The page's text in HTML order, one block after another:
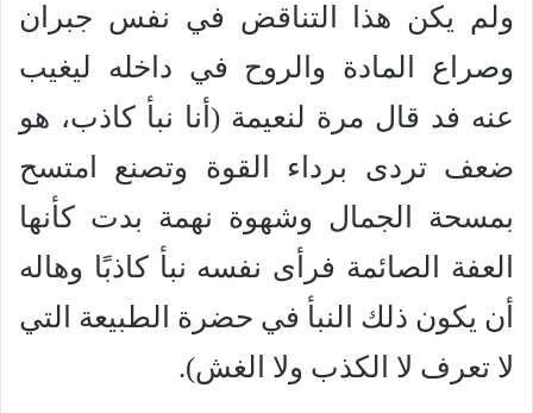
ولم يكن هذا التناقض في نفس جبران
وصراع المادة والروح في داخله ليغيب
عنه فد قال مرة لنعيمة (أنا نبأ كاذب، هو
ضعف تردى برداء القوة وتصنع امتسح
بمسحة الجمال وشهوة نهمة بدت كأنها
العفة الصائمة فرأى نفسه نبأ كاذبًا وهاله
أن يكون ذلك النبأ في حضرة الطبيعة التي
لا تعرف لا الكذب ولا الغش).